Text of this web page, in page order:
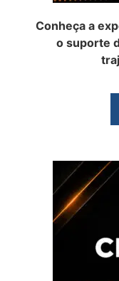
Conheça a
o suporte